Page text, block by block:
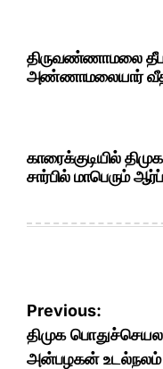
திருவண்ணாமலை
அண்ணாமலையார்
காரைக்குடியில்
சார்பில் மாபெரும்
Post
navigation
Previous:
திமுக
அன்பழகன் உடல்நலம்